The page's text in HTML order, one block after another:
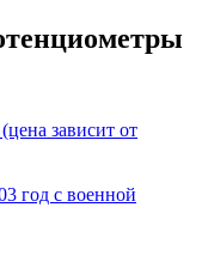
зависит от
год с военной